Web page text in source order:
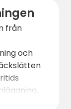
från
och
i lager